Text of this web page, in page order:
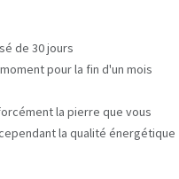
de 30 jours
pour la fin d'un mois
la pierre que vous
la qualité énergétique